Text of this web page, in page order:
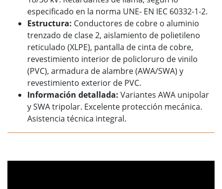
especificado en la norma UNE- EN IEC 60332-1-2.
Estructura: Conductores de cobre o aluminio
trenzado de clase 2, aislamiento de polietileno
reticulado (XLPE), pantalla de cinta de cobre,
revestimiento interior de policloruro de vinilo
(PVC), armadura de alambre (AWA/SWA) y
revestimiento exterior de PVC.
Información detallada: Variantes AWA unipolar
y SWA tripolar. Excelente protección mecánica.
Asistencia técnica integral.